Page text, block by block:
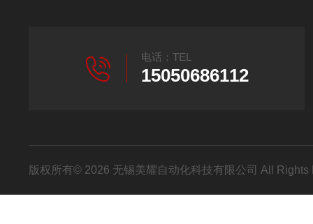
电话：TEL
15050686112
版权所有© 2026 无锡美耀自动化科技有限公司 All